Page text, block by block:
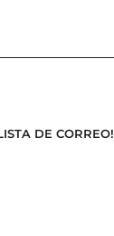
DE CORREO!